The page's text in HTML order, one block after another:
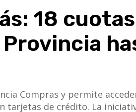
18 cuotas
Compras y permite
tarjetas de crédito. La